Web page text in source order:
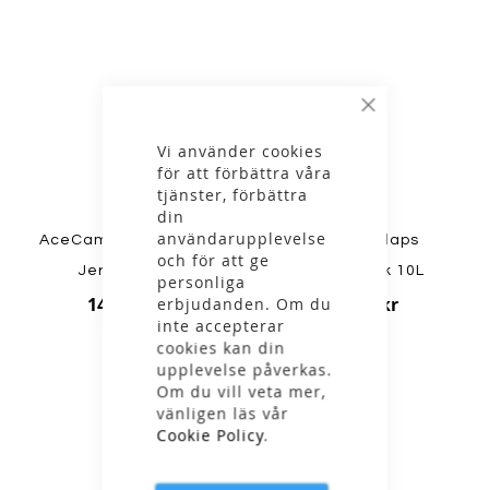
Vi använder cookies
för att förbättra våra
tjänster, förbättra
din
användarupplevelse
och för att ge
personliga
erbjudanden. Om du
inte accepterar
cookies kan din
upplevelse påverkas.
Om du vill veta mer,
vänligen läs vår
Cookie Policy.
AceCamp - Accordion
Jerrycan 5 L
149,00 kr
Hiker - Kollaps
Vattendunk 10L
169,00 kr